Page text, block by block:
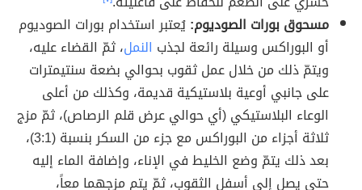
مسحوق بورات الصوديوم:يُعتبر استخدام بورات الصوديوم
أو البوراكس وسيلة رائعة لجذب النمل، ثمّ القضاء عليه،
ويتمّ ذلك من خلال عمل ثقوب بحوالي بضعة سنتيمترات
على جانبي أوعية بلاستيكية قديمة، وكذلك من أعلى
الوعاء البلاستيكي (أي حوالي عرض قلم الرصاص)، ثمّ مزج
ثلاثة أجزاء من البوراكس مع جزء من السكر بنسبة (3:1)،
بعد ذلك يتمّ وضع الخليط في الإناء، وإضافة الماء إليه
حتى يصل إلى أسفل الثقوب، ثمّ يتم مزجهما معاً،